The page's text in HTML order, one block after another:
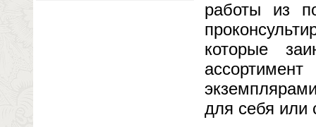
работы из
которые
для себя или